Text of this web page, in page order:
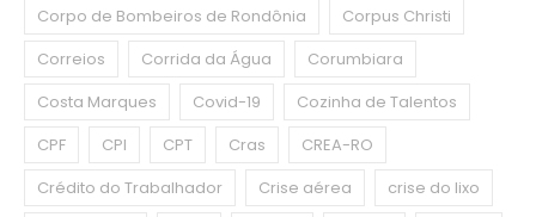
Corpo de Bombeiros de Rondônia
Corpus Christi
Correios
Corrida da Água
Corumbiara
Costa Marques
Covid-19
Cozinha de Talentos
CPF
CPI CPT Cras
CREA-RO
Crédito do Trabalhador
Crise aérea
crise do lixo